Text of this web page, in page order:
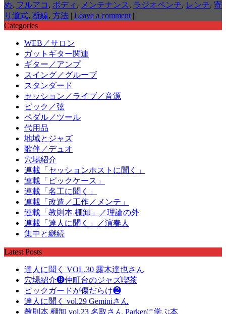
め, フルアコ , ボディ , メンテナンス , ラジオペンチ, レンチ, 寄
り道式, 断線, 方法 | Leave a comment |
Categories
WEB／サロン
ガットギター関連
ギター／アンプ
スイング／グルーブ
スタンダード
セッション／ライブ／音源
ピック／弦
ペダル／ツール
代用品
地域とジャズ
歌伴／デュオ
穴場紹介
連載「セッションホストに聞く」
連載「ピックケース」
連載「名工に聞く」
連載「改造／工作／メンテ」
連載「教則本 棚卸」／理論の外
連載「達人に聞く」／演奏人
集中と継続
Latest Posts
達人に聞く VOL.30 露木達也さん
穴場紹介❾仲町台のジャズ喫茶
ピックガードが傷だらけ❷
達人に聞く vol.29 Geminiさん
教則本 棚卸 vol.23 名取さん Parkerに学ぶ本